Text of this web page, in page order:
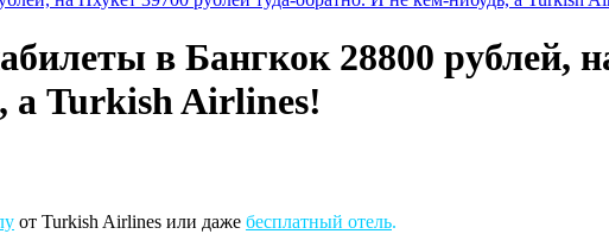
в Бангкок 28800 рублей,
а Turkish Airlines!
от Turkish Airlines или даже бесплатный отель.